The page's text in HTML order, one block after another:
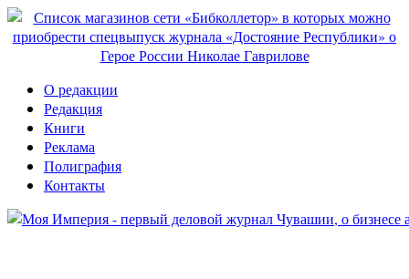
О редакции
Редакция
Книги
Реклама
Полиграфия
Контакты